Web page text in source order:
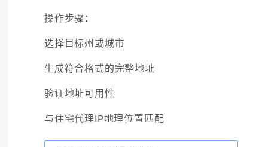
操作步骤：
选择目标州或城市
生成符合格式的完整地址
验证地址可用性
与住宅代理IP地理位置匹配